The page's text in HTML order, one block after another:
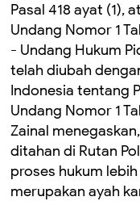
Pasal 418 ayat (1),
Undang Nomor 1
- Undang Hukum
telah diubah
Indonesia tentang
Undang Nomor 1
Zainal
ditahan di Rutan
proses hukum
merupakan ayah